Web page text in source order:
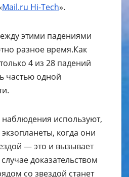
Mail.ru Hi-Tech».
этими падениями
разное время.Как
4 из 28 падений
частью одной
используют,
когда они
— это и вызывает
доказательством
со звездой станет